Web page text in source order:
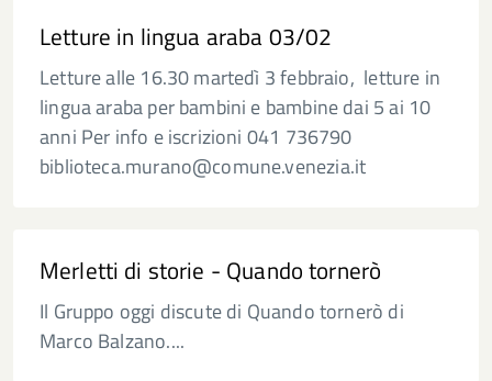
Letture in lingua araba 03/02
Letture alle 16.30 martedì 3 febbraio, letture in
lingua araba per bambini e bambine dai 5 ai 10
anni Per info e iscrizioni 041 736790
biblioteca.murano@comune.venezia.it
Merletti di storie - Quando tornerò
Il Gruppo oggi discute di Quando tornerò di
Marco Balzano....